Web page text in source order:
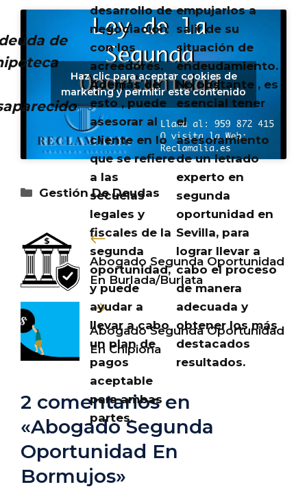
de
desarrollo de
negociación
con los
acreedores.
Además de
esto , puede
asesorar al
cliente en lo
que se refiere
a las
secuelas
legales y
fiscales de la
segunda
oportunidad,
y puede
ayudar a
llevar a cabo
un plan de
pagos
aceptable
para ambas
partes.
empujarlos a
salir de su
situación de
endeudamiento.
No obstante , es
esencial tener
el
asesoramiento
de un letrado
experto en
segunda
oportunidad en
Sevilla, para
lograr llevar a
cabo el proceso
de manera
adecuada y
obtener los más
destacados
resultados.
Haz clic para aceptar cookies de
marketing y permitir este contenido
Categorías
Gestión De Deudas
Abogado Segunda Oportunidad
En Burlada/Burlata
Abogado Segunda Oportunidad
En Chipiona
2 comentarios en
«Abogado Segunda
Oportunidad En
Bormujos»